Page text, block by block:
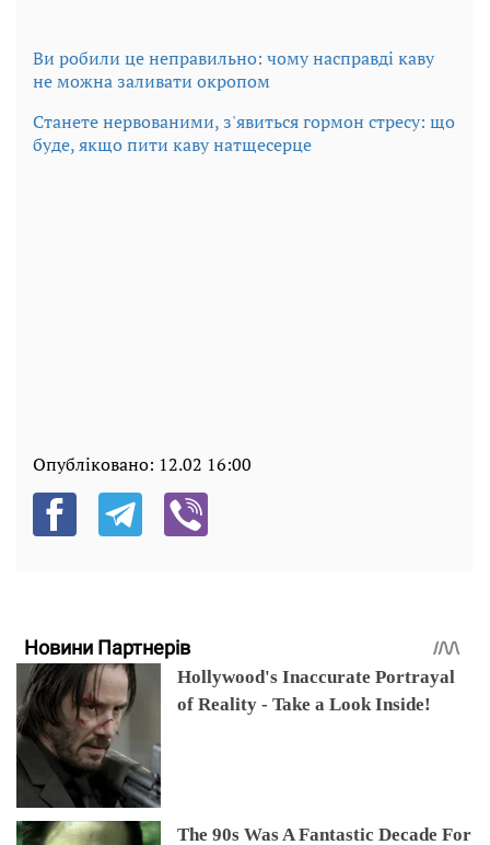
Ви робили це неправильно: чому насправді каву
не можна заливати окропом
Станете нервованими, з'явиться гормон стресу: що
буде, якщо пити каву натщесерце
Опубліковано: 12.02 16:00